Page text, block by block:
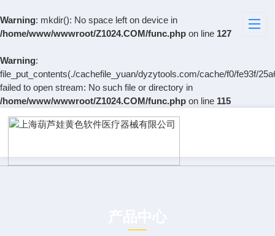
Warning: mkdir(): No space left on device in
/home/www/wwwroot/Z1024.COM/func.php on line 127
Warning:
file_put_contents(./cachefile_yuan/dyzytools.com/cache/f0/fe93f/
failed to open stream: No such file or directory in
/home/www/wwwroot/Z1024.COM/func.php on line 115